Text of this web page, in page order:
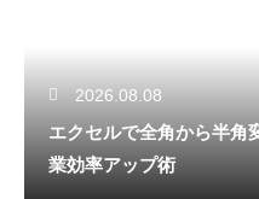
2026.08.08
エクセルで全角から半角
業効率アップ術